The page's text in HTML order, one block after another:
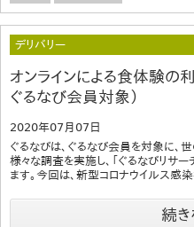
デリバリー
オンラインによる食体験
ぐるなび会員対象）
2020年07月07日
ぐるなびは、ぐるなび会員を対象に、
様々な調査を実施し、「ぐるなびリサ
ます。今回は、新型コロナウイルス感
続